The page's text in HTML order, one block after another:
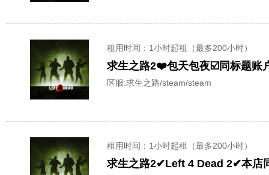
租用时间 ：1小时起租（最多200小时）
求生之路2❤️包天包夜☑️同标题
区服:求生之路/steam/steam
租用时间 ：1小时起租（最多200小时）
求生之路2✔Left 4 Dead 2✔本店